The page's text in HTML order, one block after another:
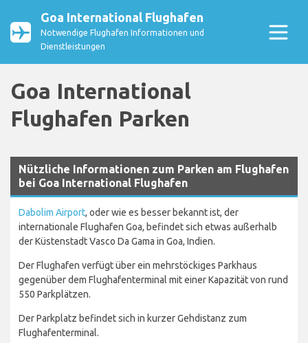
Goa International Flughafen
Notwendige Flughafen Informationen und
Dienstleistungen
Goa International
Flughafen Parken
Nützliche Informationen zum Parken am Flughafen
bei Goa International Flughafen
Dabolim Airport, oder wie es besser bekannt ist, der
internationale Flughafen Goa, befindet sich etwas außerhalb
der Küstenstadt Vasco Da Gama in Goa, Indien.
Der Flughafen verfügt über ein mehrstöckiges Parkhaus
gegenüber dem Flughafenterminal mit einer Kapazität von rund
550 Parkplätzen.
Der Parkplatz befindet sich in kurzer Gehdistanz zum
Flughafenterminal.